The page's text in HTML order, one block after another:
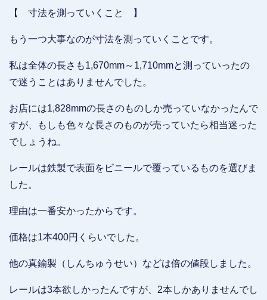
【 寸法を測っていくこと 】
もう一つ大事なのが寸法を測っていくことです。
私は全体の長さも1,670mm～1,710mmと測っていったの
で迷うことはありませんでした。
お店には1,828mmの長さのものしか売っていなかったんで
すが、もしも色々な長さのものが売っていたら相当迷った
でしょうね。
レールは鉄製で表面をビニールで覆っているものを選びま
した。
理由は一番安かったからです。
価格は1本400円くらいでした。
他の真鍮製（しんちゅうせい）などは倍の値段しました。
レールは3本欲しかったんですが、2本しかありませんでし